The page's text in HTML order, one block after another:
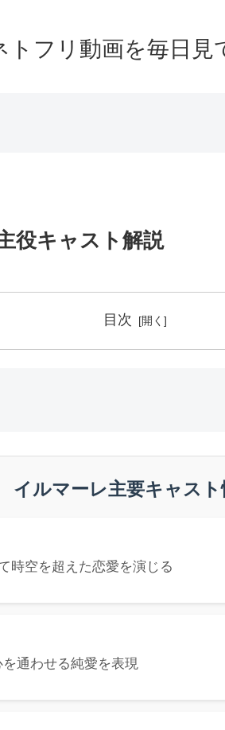
トフリ動画を毎日見
役キャスト解説
目次
イルマーレ主要キャスト
時空を超えた恋愛を演じる
通わせる純愛を表現